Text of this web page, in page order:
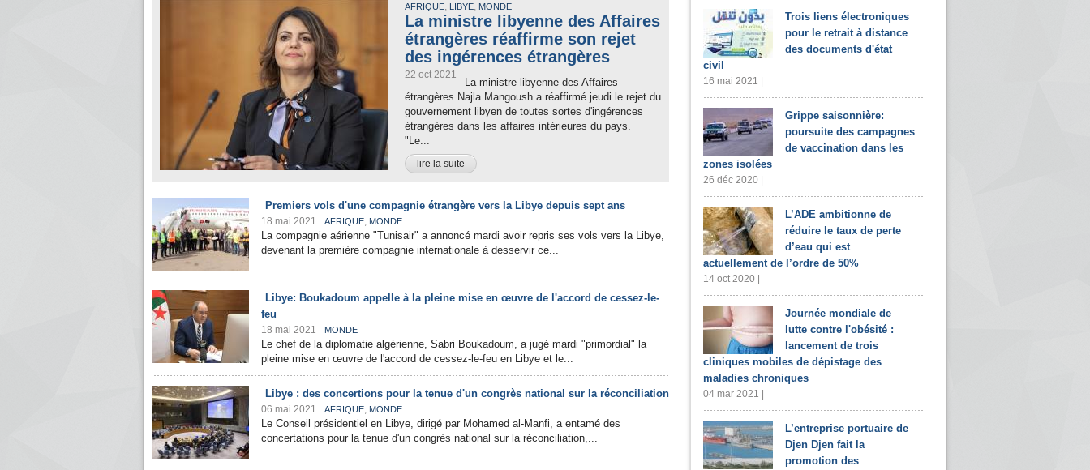
AFRIQUE, LIBYE, MONDE
La ministre libyenne des Affaires
étrangères réaffirme son rejet
des ingérences étrangères
22 oct 2021
La ministre libyenne des Affaires
étrangères Najla Mangoush a réaffirmé jeudi le rejet du
gouvernement libyen de toutes sortes d'ingérences
étrangères dans les affaires intérieures du pays.
"Le...
lire la suite
Premiers vols d'une compagnie étrangère vers la Libye depuis sept ans
18 mai 2021 AFRIQUE, MONDE
La compagnie aérienne "Tunisair" a annoncé mardi avoir repris ses vols vers la Libye,
devenant la première compagnie internationale à desservir ce...
Libye: Boukadoum appelle à la pleine mise en œuvre de l'accord de cessez-le-
feu
18 mai 2021 MONDE
Le chef de la diplomatie algérienne, Sabri Boukadoum, a jugé mardi "primordial" la
pleine mise en œuvre de l'accord de cessez-le-feu en Libye et le...
Libye : des concertions pour la tenue d'un congrès national sur la réconciliation
06 mai 2021 AFRIQUE, MONDE
Le Conseil présidentiel en Libye, dirigé par Mohamed al-Manfi, a entamé des
concertations pour la tenue d'un congrès national sur la réconciliation,...
Trois liens électroniques
pour le retrait à distance
des documents d'état
civil
16 mai 2021 |
Grippe saisonnière:
poursuite des campagnes
de vaccination dans les
zones isolées
26 déc 2020 |
L’ADE ambitionne de
réduire le taux de perte
d’eau qui est
actuellement de l’ordre de 50%
14 oct 2020 |
Journée mondiale de
lutte contre l'obésité :
lancement de trois
cliniques mobiles de dépistage des
maladies chroniques
04 mar 2021 |
L’entreprise portuaire de
Djen Djen fait la
promotion des